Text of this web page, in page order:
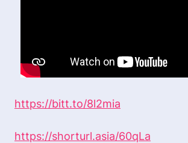
https://bitt.to/8l2mia
https://shorturl.asia/60qLa